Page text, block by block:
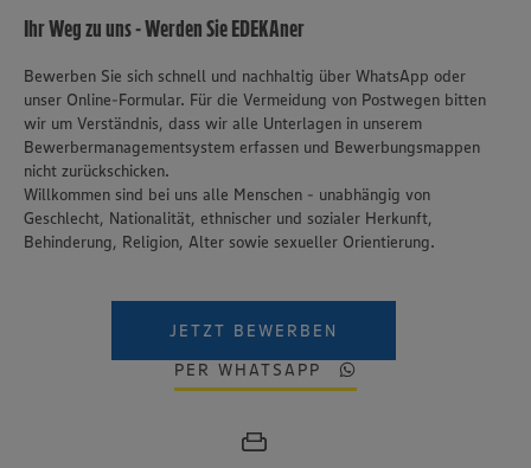
Ihr Weg zu uns - Werden Sie EDEKAner
Bewerben Sie sich schnell und nachhaltig über WhatsApp oder
unser Online-Formular. Für die Vermeidung von Postwegen bitten
wir um Verständnis, dass wir alle Unterlagen in unserem
Bewerbermanagementsystem erfassen und Bewerbungsmappen
nicht zurückschicken.
Willkommen sind bei uns alle Menschen - unabhängig von
Geschlecht, Nationalität, ethnischer und sozialer Herkunft,
Behinderung, Religion, Alter sowie sexueller Orientierung.
JETZT BEWERBEN
PER WHATSAPP